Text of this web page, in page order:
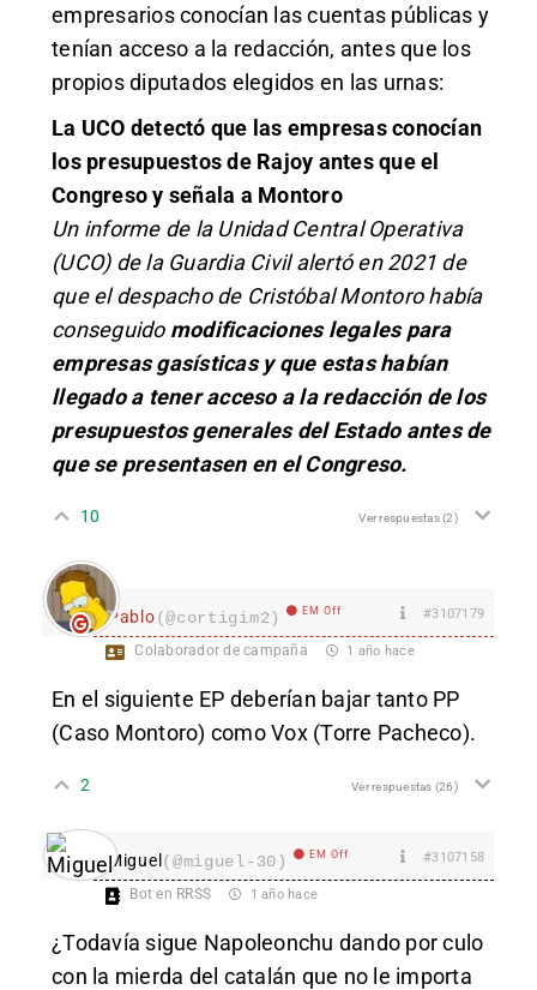
empresarios conocían las cuentas públicas y
tenían acceso a la redacción, antes que los
propios diputados elegidos en las urnas:
La UCO detectó que las empresas conocían
los presupuestos de Rajoy antes que el
Congreso y señala a Montoro
Un informe de la Unidad Central Operativa
(UCO) de la Guardia Civil alertó en 2021 de
que el despacho de Cristóbal Montoro había
conseguido modificaciones legales para
empresas gasísticasy que estas habían
llegado a tener acceso a la redacción de los
presupuestos generales del Estado antes de
que se presentasen en el Congreso.
10 Ver respuestas(2)
Pablo(@cortigim2) EM Off #3107179
Colaborador de campaña 1 año hace
En el siguiente EP deberían bajar tanto PP
(Caso Montoro) como Vox (Torre Pacheco).
2 Ver respuestas (26)
Miguel(@miguel-30) EM Off #3107158
Bot en RRSS 1 año hace
¿Todavía sigue Napoleonchu dando por culo
con la mierda del catalán que no le importa